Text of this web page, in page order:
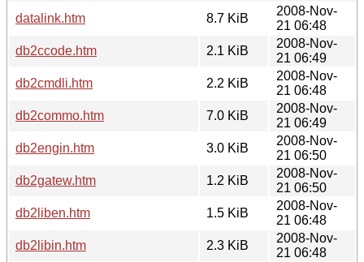
datalink.htm
8.7 KiB
2008-Nov-
21 06:48
db2ccode.htm
2.1 KiB
2008-Nov-
21 06:49
db2cmdli.htm
2.2 KiB
2008-Nov-
21 06:48
db2commo.htm
7.0 KiB
2008-Nov-
21 06:49
db2engin.htm
3.0 KiB
2008-Nov-
21 06:50
db2gatew.htm
1.2 KiB
2008-Nov-
21 06:50
db2liben.htm
1.5 KiB
2008-Nov-
21 06:48
db2libin.htm
2.3 KiB
2008-Nov-
21 06:48